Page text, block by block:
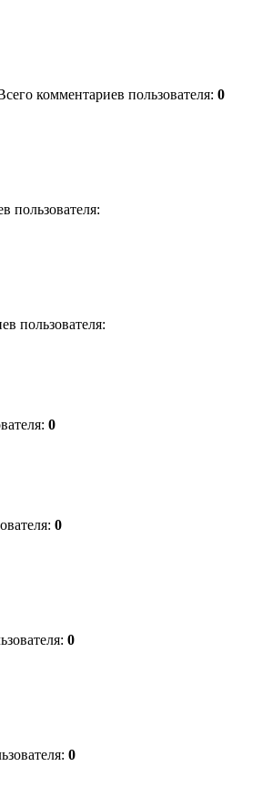
комментариев пользователя: 0
пользователя:
пользователя:
0
0
0
0